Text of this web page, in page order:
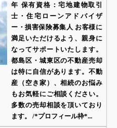
年 保有資格：宅地建物取引
士・住宅ローンアドバイザ
ー・損害保険募集人 お客様に
満足いただけるよう、親身に
なってサポートいたします。
都島区・城東区の不動産売却
は特に自信があります。不動
産（空き家）、相続のお悩み
もお気軽にご相談ください。
多数の売却相談を頂いており
ます。 /*プロフィール枠*...